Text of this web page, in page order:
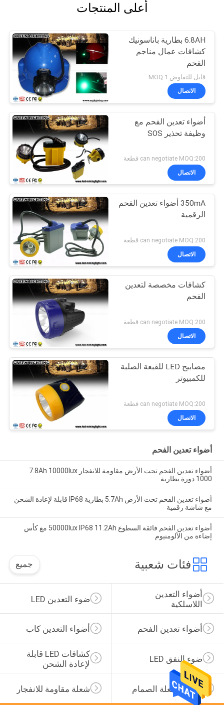
أعلى المنتجات
6.8AH بطارية باناسونيك
كشافات عمال مناجم
الفحم
قابل للتفاوض MOQ:1
الاتصال
أضواء تعدين الفحم مع
وظيفة تحذير SOS
can negotiate MOQ:200 قطعة
الاتصال
350mA أضواء تعدين الفحم
الرقمية
can negotiate MOQ:200 قطعة
الاتصال
كشافات مخصصة لتعدين
الفحم
can negotiate MOQ:200 قطعة
الاتصال
مصابيح LED للقبعة الصلبة
للكمبيوتر
can negotiate MOQ:200 قطعة
الاتصال
أضواء تعدين الفحم
أضواء تعدين الفحم تحت الأرض مقاومة للانفجار 7.8Ah 10000lux
1000 دورة بطارية
أضواء تعدين الفحم تحت الأرض 5.7Ah بطارية IP68 قابلة لإعادة الشحن
مع شاشة رقمية
أضواء تعدين الفحم فائقة السطوع 50000lux IP68 11.2Ah مع كأس
إضاءة من الألومنيوم
فئات شعبية جميع
ضوء التعدين LED
أضواء التعدين
اللاسلكية
أضواء التعدين كاب أضواء تعدين الفحم
كشافات LED قابلة
لإعادة الشحن
ضوء النفق LED
شعلة مقاومة للانفجار مضيا الشعلة الصمام